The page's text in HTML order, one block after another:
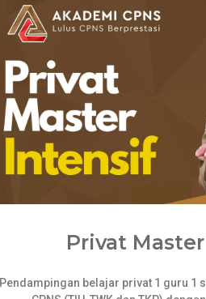
Privat
Pendampingan belajar privat 1 guru 1